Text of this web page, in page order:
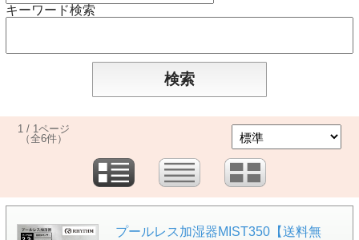
キーワード検索
1 / 1ページ
（全6件）
プールレス加湿器MIST350【送料無